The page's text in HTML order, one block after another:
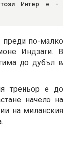
този Интер е -
преди по-малко
Индзаги. В
до дубъл в
треньор е до
начело на
на миланския